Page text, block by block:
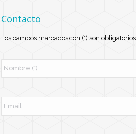
Contacto
Los campos marcados con (*) son obligatorios
o
em